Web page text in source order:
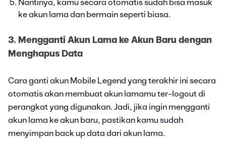
Nantinya, kamu secara otomatis sudah bisa masuk
ke akun lama dan bermain seperti biasa.
3. Mengganti Akun Lama ke Akun Baru dengan
Menghapus Data
Cara ganti akun Mobile Legend yang terakhir ini secara
otomatis akan membuat akun lamamu ter-logout di
perangkat yang digunakan. Jadi, jika ingin mengganti
akun lama ke akun baru, pastikan kamu sudah
menyimpan back up data dari akun lama.